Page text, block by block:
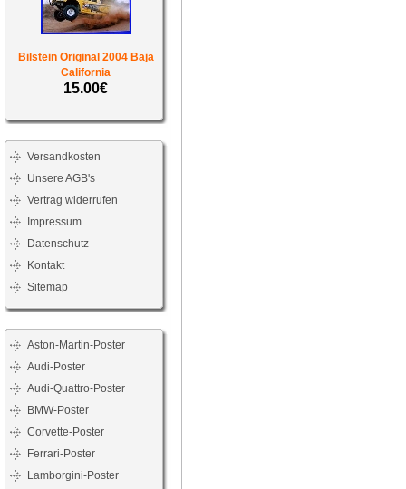
Bilstein Original 2004 Baja
California
15.00€
Versandkosten
Unsere AGB's
Vertrag widerrufen
Impressum
Datenschutz
Kontakt
Sitemap
Aston-Martin-Poster
Audi-Poster
Audi-Quattro-Poster
BMW-Poster
Corvette-Poster
Ferrari-Poster
Lamborgini-Poster